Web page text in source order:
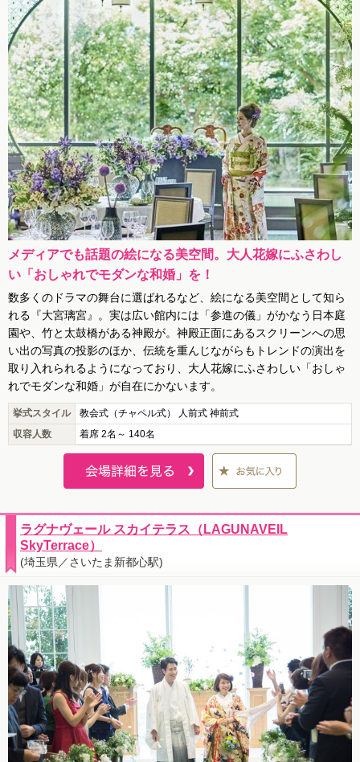
メディアでも話題の絵になる美空間。大人花嫁にふさわし
い「おしゃれでモダンな和婚」を！
数多くのドラマの舞台に選ばれるなど、絵になる美空間として知ら
れる『大宮璃宮』。実は広い館内には「参進の儀」がかなう日本庭
園や、竹と太鼓橋がある神殿が。神殿正面にあるスクリーンへの思
い出の写真の投影のほか、伝統を重んじながらもトレンドの演出を
取り入れられるようになっており、大人花嫁にふさわしい「おしゃ
れでモダンな和婚」が自在にかないます。
挙式スタイル
教会式（チャペル式） 人前式 神前式
収容人数
着席 2名～ 140名
ラグナヴェール スカイテラス（LAGUNAVEIL
SkyTerrace）
(埼玉県／さいたま新都心駅)